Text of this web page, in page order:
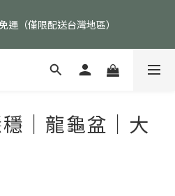
品除外）
運（僅限配送台灣地區）
88折（礦標｜高品水晶｜客製化商
｜龍龜盆｜大